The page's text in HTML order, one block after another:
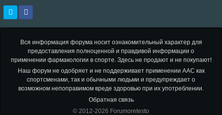
Вся информация форума носит ознакомительный характер для
предоставления полноценной и правдивой информации о
применении фармакологии в спорте. Здесь не продают и не покупают!
Наш форум не одобряет и не поддерживает применении ААС как
спортсменами, так и обычными людьми и предупреждает о
возможном непоправимом вреде здоровью при их употреблении.
Обратная связь
© 2012-2026 Forumoretesto